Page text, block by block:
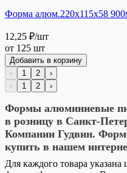
Форма алюм.220х115х58
12,25 ₽/шт
от 125 шт
Добавить в корзину
‹
1 2
›
‹
1 2 ›
Формы алюминиевые
в розницу в Санкт-
Компании Гудвин.
купить в нашем
Для каждого товара указана